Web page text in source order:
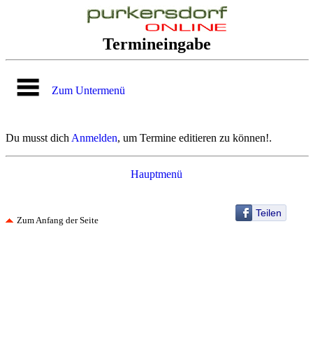
Termineingabe
Zum Untermenü
Du musst dich Anmelden, um Termine editieren zu können!.
Hauptmenü
Teilen
Zum Anfang der Seite